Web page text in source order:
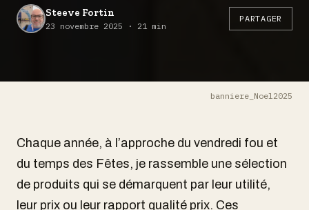
Steeve Fortin
23 novembre 2025 · 21 min
PARTAGER
banniere_Noel2025
Chaque année, à l’approche du vendredi fou et
du temps des Fêtes, je rassemble une sélection
de produits qui se démarquent par leur utilité,
leur prix ou leur rapport qualité prix. Ces